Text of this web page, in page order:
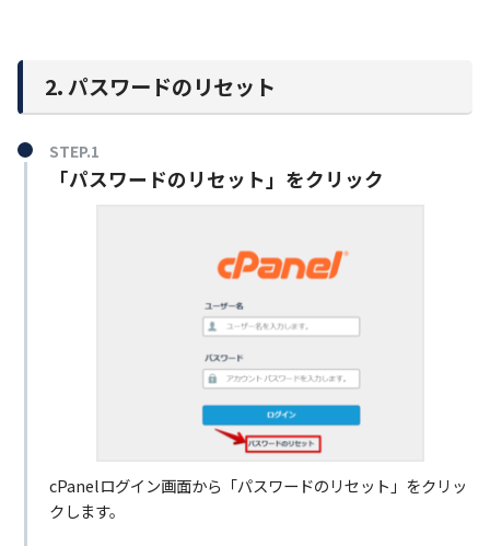
2. パスワードのリセット
STEP.1
「パスワードのリセット」をクリック
cPanelログイン画面から「パスワードのリセット」をクリッ
クします。